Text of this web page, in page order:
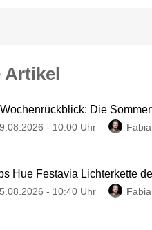
Artikel
Die
- 10:00 Uhr
Hue Festavia Lichterkette
- 10:40 Uhr